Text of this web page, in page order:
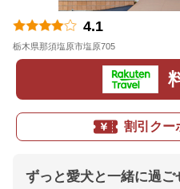
4.1
栃木県那須塩原市塩原705
割引クー
ずっと愛犬と一緒に過